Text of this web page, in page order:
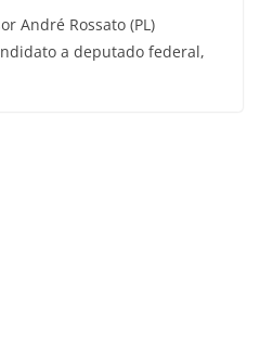
André Rossato (PL)
a deputado federal,